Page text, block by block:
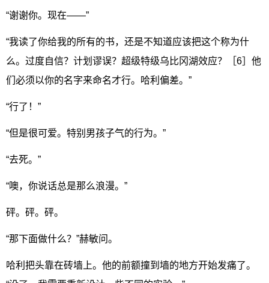
“谢谢你。现在——”
“我读了你给我的所有的书，还是不知道应该把这个称为什
么。过度自信？计划谬误？超级特级乌比冈湖效应？［6］他
们必须以你的名字来命名才行。哈利偏差。”
“行了！”
“但是很可爱。特别男孩子气的行为。”
“去死。”
“噢，你说话总是那么浪漫。”
砰。砰。砰。
“那下面做什么？”赫敏问。
哈利把头靠在砖墙上。他的前额撞到墙的地方开始发痛了。